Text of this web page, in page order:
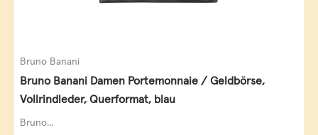
Bruno Banani
Bruno Banani Damen Portemonnaie / Geldbörse,
Vollrindleder, Querformat, blau
Bruno...